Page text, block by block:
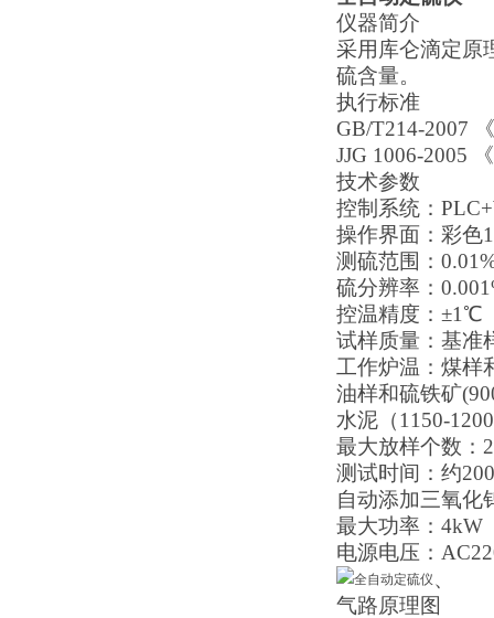
仪器简介
采用库仑滴定原
硫含量。
执行标准
GB/T214-2007
JJG 1006-2005
技术参数
控制系统：
操作界面：彩色
测硫范围：
硫分辨率：
控温精度：±1℃
试样质量：基
工作炉温：煤样
油样和硫铁矿
水泥（1150-
最大放样个数：
测试时间：约
自动添加三氧化
最大功率： 4kW
电源电压：
、
气路原理图